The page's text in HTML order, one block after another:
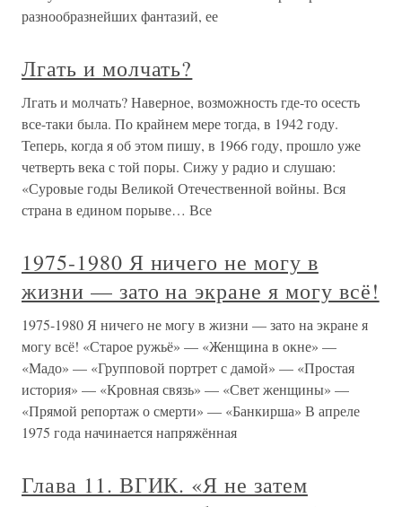
разнообразнейших фантазий, ее
Лгать и молчать?
Лгать и молчать? Наверное, возможность где-то осесть
все-таки была. По крайнем мере тогда, в 1942 году.
Теперь, когда я об этом пишу, в 1966 году, прошло уже
четверть века с той поры. Сижу у радио и слушаю:
«Суровые годы Великой Отечественной войны. Вся
страна в едином порыве… Все
1975-1980 Я ничего не могу в
жизни — зато на экране я могу всё!
1975-1980 Я ничего не могу в жизни — зато на экране я
могу всё! «Старое ружьё» — «Женщина в окне» —
«Мадо» — «Групповой портрет с дамой» — «Простая
история» — «Кровная связь» — «Свет женщины» —
«Прямой репортаж о смерти» — «Банкирша» В апреле
1975 года начинается напряжённая
Глава 11. ВГИК. «Я не затем